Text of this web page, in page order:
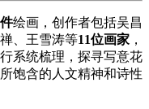
绘画，创作者包括吴昌
、王雪涛等11位画家 ，
系统梳理，探寻写意花
饱含的人文精神和诗性